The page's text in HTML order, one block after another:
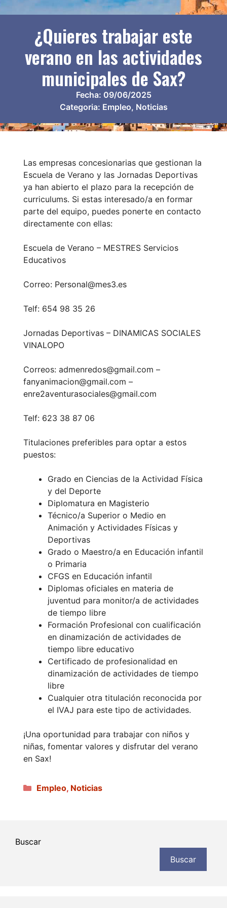
¿Quieres trabajar este
verano en las actividades
municipales de Sax?
Fecha: 09/06/2025
Categoria: Empleo, Noticias
Las empresas concesionarias que gestionan la
Escuela de Verano y las Jornadas Deportivas
ya han abierto el plazo para la recepción de
curriculums. Si estas interesado/a en formar
parte del equipo, puedes ponerte en contacto
directamente con ellas:
Escuela de Verano – MESTRES Servicios
Educativos
Correo: Personal@mes3.es
Telf: 654 98 35 26
Jornadas Deportivas – DINAMICAS SOCIALES
VINALOPO
Correos: admenredos@gmail.com –
fanyanimacion@gmail.com –
enre2aventurasociales@gmail.com
Telf: 623 38 87 06
Titulaciones preferibles para optar a estos
puestos:
Grado en Ciencias de la Actividad Física
y del Deporte
Diplomatura en Magisterio
Técnico/a Superior o Medio en
Animación y Actividades Físicas y
Deportivas
Grado o Maestro/a en Educación infantil
o Primaria
CFGS en Educación infantil
Diplomas oficiales en materia de
juventud para monitor/a de actividades
de tiempo libre
Formación Profesional con cualificación
en dinamización de actividades de
tiempo libre educativo
Certificado de profesionalidad en
dinamización de actividades de tiempo
libre
Cualquier otra titulación reconocida por
el IVAJ para este tipo de actividades.
¡Una oportunidad para trabajar con niños y
niñas, fomentar valores y disfrutar del verano
en Sax!
Categorías
Empleo, Noticias
Buscar
Buscar